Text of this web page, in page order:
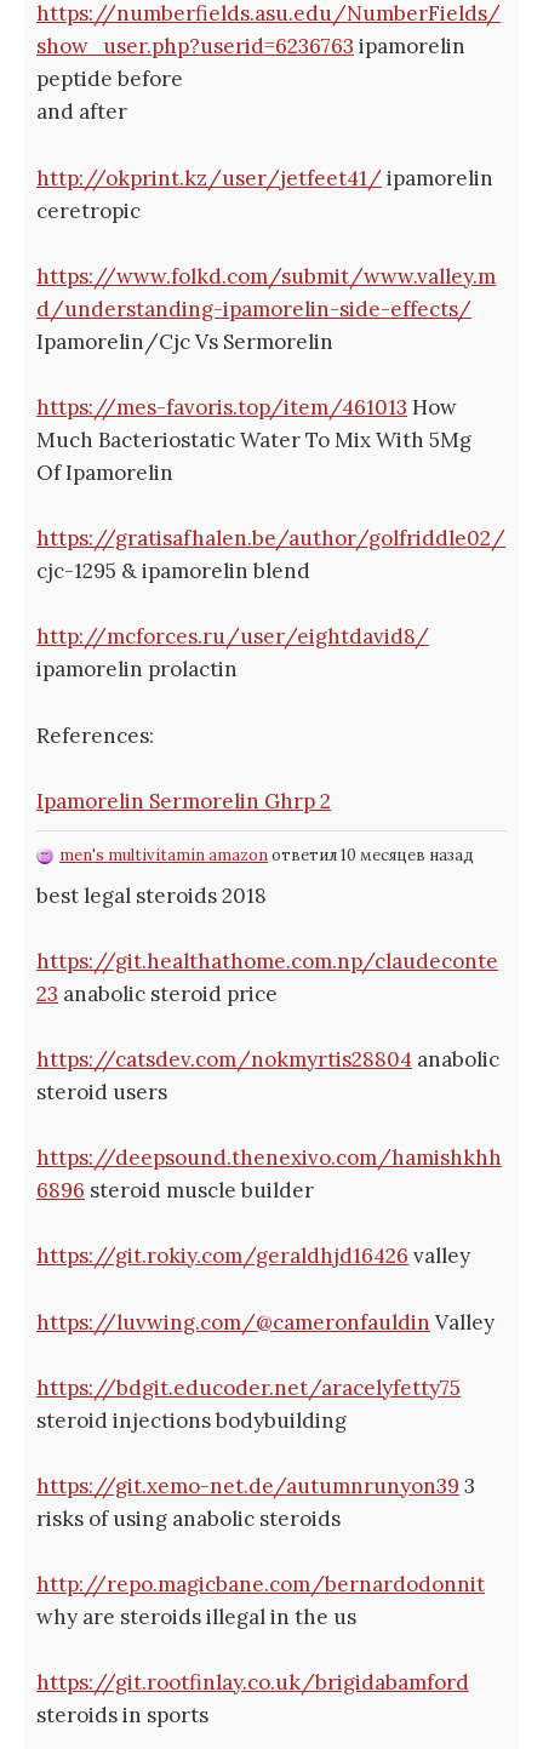
https://numberfields.asu.edu/NumberFields/
show_user.php?userid=6236763 ipamorelin
peptide before
and after
http://okprint.kz/user/jetfeet41/ipamorelin
ceretropic
https://www.folkd.com/submit/www.valley.m
d/understanding-ipamorelin-side-effects/
Ipamorelin/Cjc Vs Sermorelin
https://mes-favoris.top/item/461013 How
Much Bacteriostatic Water To Mix With 5Mg
Of Ipamorelin
https://gratisafhalen.be/author/golfriddle02/
cjc-1295 & ipamorelin blend
http://mcforces.ru/user/eightdavid8/
ipamorelin prolactin
References:
Ipamorelin Sermorelin Ghrp 2
men's multivitamin amazonответил 10 месяцев назад
best legal steroids 2018
https://git.healthathome.com.np/claudeconte
23 anabolic steroid price
https://catsdev.com/nokmyrtis28804 anabolic
steroid users
https://deepsound.thenexivo.com/hamishkhh
6896 steroid muscle builder
https://git.rokiy.com/geraldhjd16426 valley
https://luvwing.com/@cameronfauldin Valley
https://bdgit.educoder.net/aracelyfetty75
steroid injections bodybuilding
https://git.xemo-net.de/autumnrunyon39 3
risks of using anabolic steroids
http://repo.magicbane.com/bernardodonnit
why are steroids illegal in the us
https://git.rootfinlay.co.uk/brigidabamford
steroids in sports